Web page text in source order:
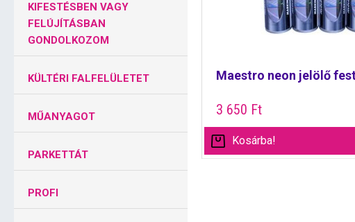
KIFESTÉSBEN VAGY
FELÚJÍTÁSBAN
GONDOLKOZOM
KÜLTÉRI FALFELÜLETET
MŰANYAGOT
PARKETTÁT
PROFI
Maestro neon jelölő
3 650 Ft
Kosárba!